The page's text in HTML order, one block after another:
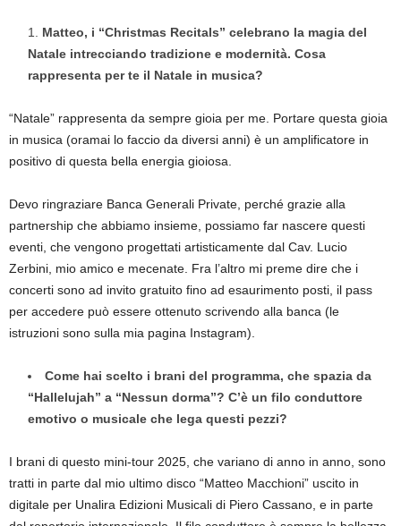
Matteo, i “Christmas Recitals” celebrano la magia del
Natale intrecciando tradizione e modernità. Cosa
rappresenta per te il Natale in musica?
“Natale” rappresenta da sempre gioia per me. Portare questa gioia
in musica (oramai lo faccio da diversi anni) è un amplificatore in
positivo di questa bella energia gioiosa.
Devo ringraziare Banca Generali Private, perché grazie alla
partnership che abbiamo insieme, possiamo far nascere questi
eventi, che vengono progettati artisticamente dal Cav. Lucio
Zerbini, mio amico e mecenate. Fra l’altro mi preme dire che i
concerti sono ad invito gratuito fino ad esaurimento posti, il pass
per accedere può essere ottenuto scrivendo alla banca (le
istruzioni sono sulla mia pagina Instagram).
Come hai scelto i brani del programma, che spazia da
“Hallelujah” a “Nessun dorma”? C’è un filo conduttore
emotivo o musicale che lega questi pezzi?
I brani di questo mini-tour 2025, che variano di anno in anno, sono
tratti in parte dal mio ultimo disco “Matteo Macchioni” uscito in
digitale per Unalira Edizioni Musicali di Piero Cassano, e in parte